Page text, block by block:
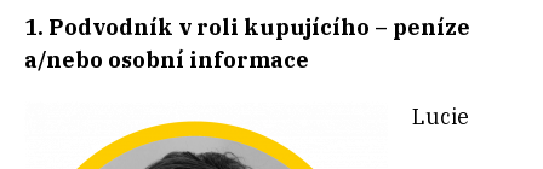
1. Podvodník v roli kupujícího – peníze
a/nebo osobní informace
Lucie